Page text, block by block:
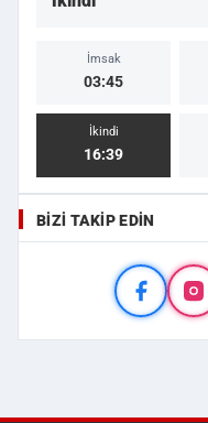
İmsak
03:45
İkindi
16:39
BIZI TAKIP EDIN